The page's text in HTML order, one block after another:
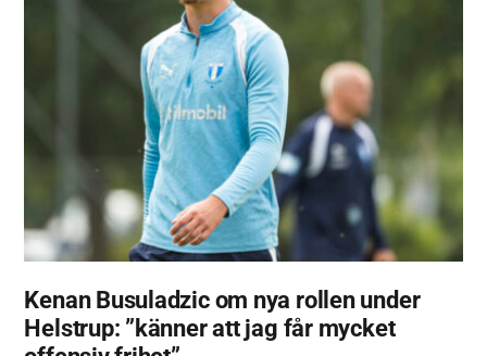
Kenan Busuladzic om nya rollen under
Helstrup: ”känner att jag får mycket